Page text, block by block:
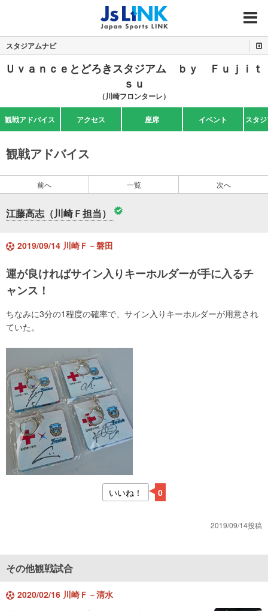
MENU
スタジアムナビ
Ｕｖａｎｃｅとどろきスタジアム ｂｙ Ｆｕｊｉｔ
ｓｕ
（川崎フロンターレ）
観戦アドバイス アクセス 座席 イベント スタ
観戦アドバイス
前へ 一覧 次へ
江藤高志（川崎Ｆ担当）
2019/09/14 川崎Ｆ－磐田
運が良ければサイン入りキーホルダーが手に入るチ
ャンス！
ちなみに3分の1程度の確率で、サイン入りキーホルダーが用意され
ていた。
いいね！ 0
2019/09/14投稿
その他観戦試合
2020/02/16 川崎Ｆ－清水